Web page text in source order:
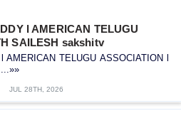
l AMERICAN TELUGU
SAILESH sakshitv
TELUGU ASSOCIATION l
JUL 28TH, 2026